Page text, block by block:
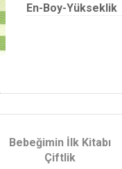
En-Boy-Yükseklik
Bebeğimin İlk Kitabı
Çiftlik